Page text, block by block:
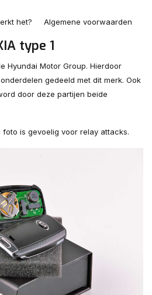
het? Algemene voorwaarden
type 1
Hyundai Motor Group. Hierdoor
gedeeld met dit merk. Ook
door deze partijen beide
is gevoelig voor relay attacks.